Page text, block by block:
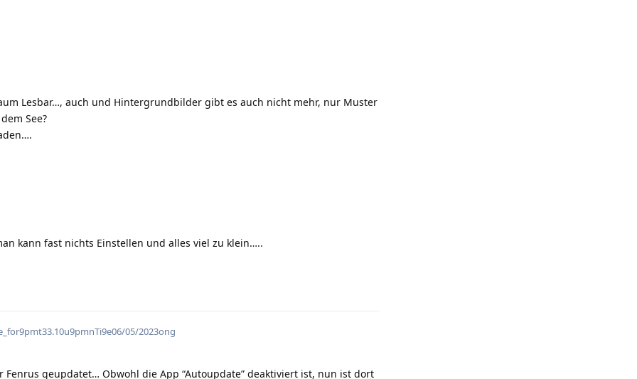
Lesbar…, auch und Hintergrundbilder gibt es auch nicht mehr, nur Muster
See?
kann fast nichts Einstellen und alles viel zu klein…..
05/2023ong
Fenrus geupdatet… Obwohl die App “Autoupdate” deaktiviert ist, nun ist dort